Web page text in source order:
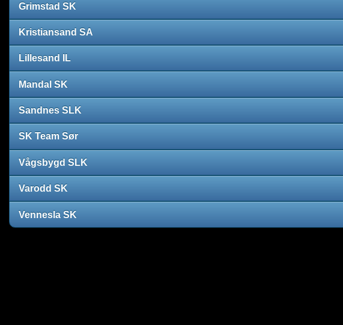
Grimstad SK
Kristiansand SA
Lillesand IL
Mandal SK
Sandnes SLK
SK Team Sør
Vågsbygd SLK
Varodd SK
Vennesla SK